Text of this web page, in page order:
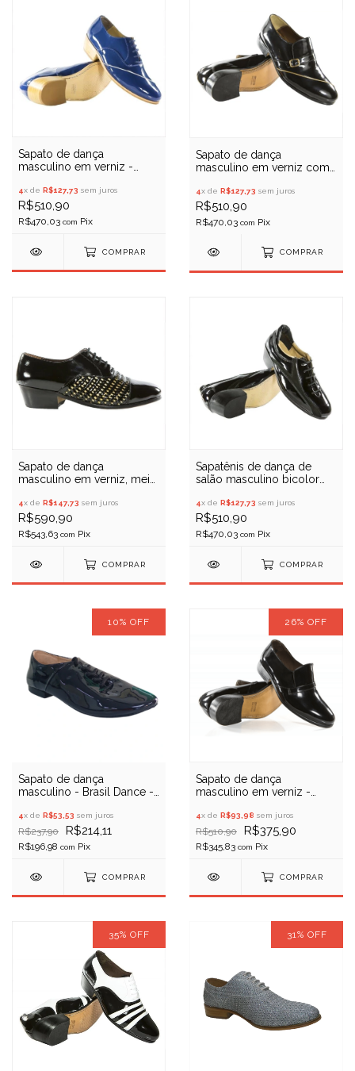
Sapato de dança
masculino em verniz -
4x de R$127,73 sem juros
R$510,90
R$470,03 com
COMPRAR
Sapato de dança
masculino em verniz com
4x de R$127,73 sem juros
R$510,90
R$470,03 com
COMPRAR
Sapato de dança
masculino em verniz, meio
4x de R$147,73 sem juros
R$590,90
R$543,63 com
COMPRAR
Sapatênis de dança de
salão masculino bicolor
4x de R$127,73 sem juros
R$510,90
R$470,03 com
COMPRAR
10% OFF
Sapato de dança
masculino - Brasil Dance -
4x de R$53,53 sem juros
R$237,90 R$214,11
R$196,98 com
COMPRAR
26% OFF
Sapato de dança
masculino em verniz -
(Liquidação)
4x de R$93,98 sem juros
R$510,90 R$375,90
R$345,83 com
COMPRAR
35% OFF 31% OFF